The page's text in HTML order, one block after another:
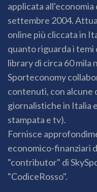
applicata
settembre 2004.
online più cliccata in
quanto riguarda i temi
library di circa 60 mila
Sporteconomy
contenuti, con
giornalistiche in Italia
stampata e tv).
Fornisce
economico-finanziari
"contributor" di
"CodiceRosso".